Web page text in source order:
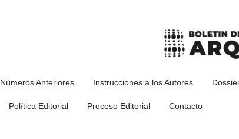
Números Anteriores Instrucciones a los Autores
Política Editorial Proceso Editorial Contacto